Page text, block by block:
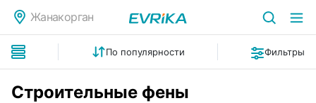
Жанакорган
По популярности Фильтры
Строительные фены